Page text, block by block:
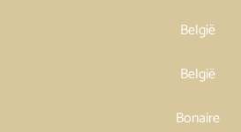
België
België
Bonaire